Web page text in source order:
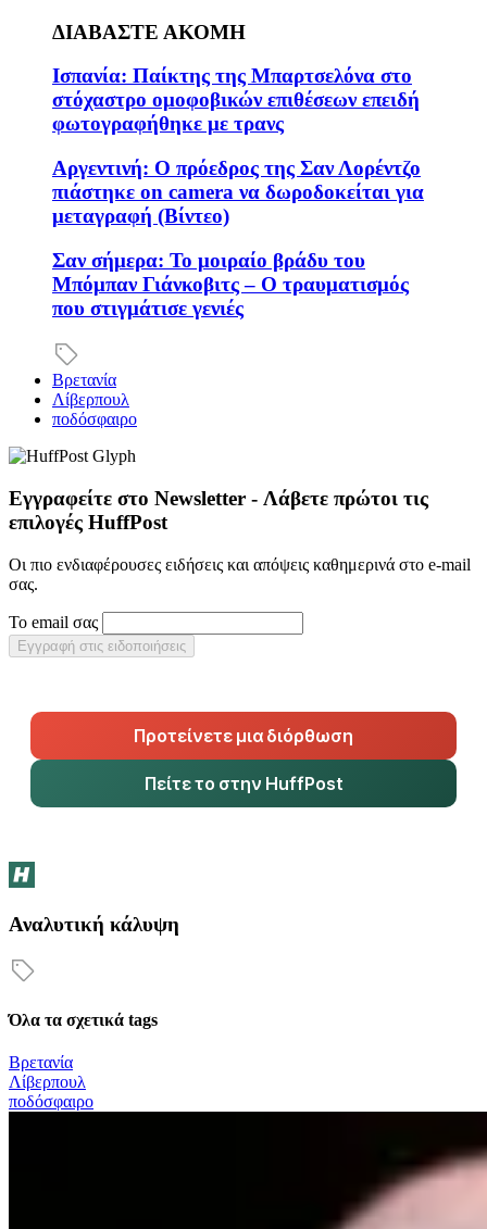
ΔΙΑΒΑΣΤΕ ΑΚΟΜΗ
Ισπανία: Παίκτης της Μπαρτσελόνα στο
στόχαστρο ομοφοβικών επιθέσεων επειδή
φωτογραφήθηκε με τρανς
Αργεντινή: Ο πρόεδρος της Σαν Λορέντζο
πιάστηκε on camera να δωροδοκείται για
μεταγραφή (Βίντεο)
Σαν σήμερα: Το μοιραίο βράδυ του
Μπόμπαν Γιάνκοβιτς – Ο τραυματισμός
που στιγμάτισε γενιές
Βρετανία
Λίβερπουλ
ποδόσφαιρο
Εγγραφείτε στο Newsletter - Λάβετε πρώτοι τις
επιλογές HuffPost
Οι πιο ενδιαφέρουσες ειδήσεις και απόψεις καθημερινά στο e-mail
σας.
Το email σας
Εγγραφή στις ειδοποιήσεις
Προτείνετε μια διόρθωση
Πείτε το στην HuffPost
Αναλυτική κάλυψη
Όλα τα σχετικά tags
Βρετανία
Λίβερπουλ
ποδόσφαιρο